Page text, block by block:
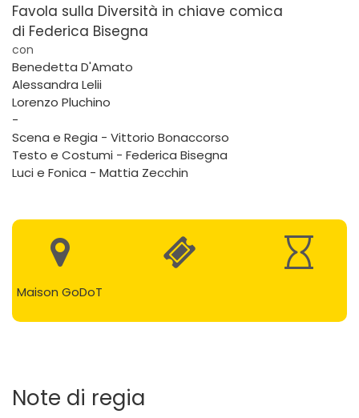
Favola sulla Diversità in chiave comica
di Federica Bisegna
con
Benedetta D'Amato
Alessandra Lelii
Lorenzo Pluchino
-
Scena e Regia - Vittorio Bonaccorso
Testo e Costumi - Federica Bisegna
Luci e Fonica - Mattia Zecchin
Maison GoDoT
Note di regia